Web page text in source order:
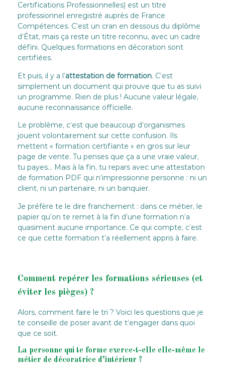
Certifications Professionnelles) est un titre
professionnel enregistré auprès de France
Compétences. C’est un cran en dessous du diplôme
d’État, mais ça reste un titre reconnu, avec un cadre
défini. Quelques formations en décoration sont
certifiées.
Et puis, il y a l’attestation de formation. C’est
simplement un document qui prouve que tu as suivi
un programme. Rien de plus ! Aucune valeur légale,
aucune reconnaissance officielle.
Le problème, c’est que beaucoup d’organismes
jouent volontairement sur cette confusion. Ils
mettent « formation certifiante » en gros sur leur
page de vente. Tu penses que ça a une vraie valeur,
tu payes… Mais à la fin, tu repars avec une attestation
de formation PDF qui n’impressionne personne : ni un
client, ni un partenaire, ni un banquier.
Je préfère te le dire franchement : dans ce métier, le
papier qu’on te remet à la fin d’une formation n’a
quasiment aucune importance. Ce qui compte, c’est
ce que cette formation t’a réellement appris à faire.
Comment repérer les formations sérieuses (et
éviter les pièges) ?
Alors, comment faire le tri ? Voici les questions que je
te conseille de poser avant de t’engager dans quoi
que ce soit.
La personne qui te forme exerce-t-elle elle-même le
métier de décoratrice d’intérieur ?